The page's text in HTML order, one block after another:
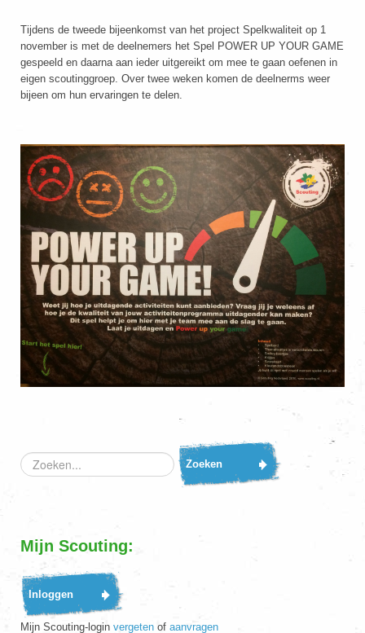
Tijdens de tweede bijeenkomst van het project Spelkwaliteit op 1
november is met de deelnemers het Spel POWER UP YOUR GAME
gespeeld en daarna aan ieder uitgereikt om mee te gaan oefenen in
eigen scoutinggroep. Over twee weken komen de deelnerms weer
bijeen om hun ervaringen te delen.
Zoeken
Mijn Scouting:
Mijn Scouting-login vergeten of aanvragen